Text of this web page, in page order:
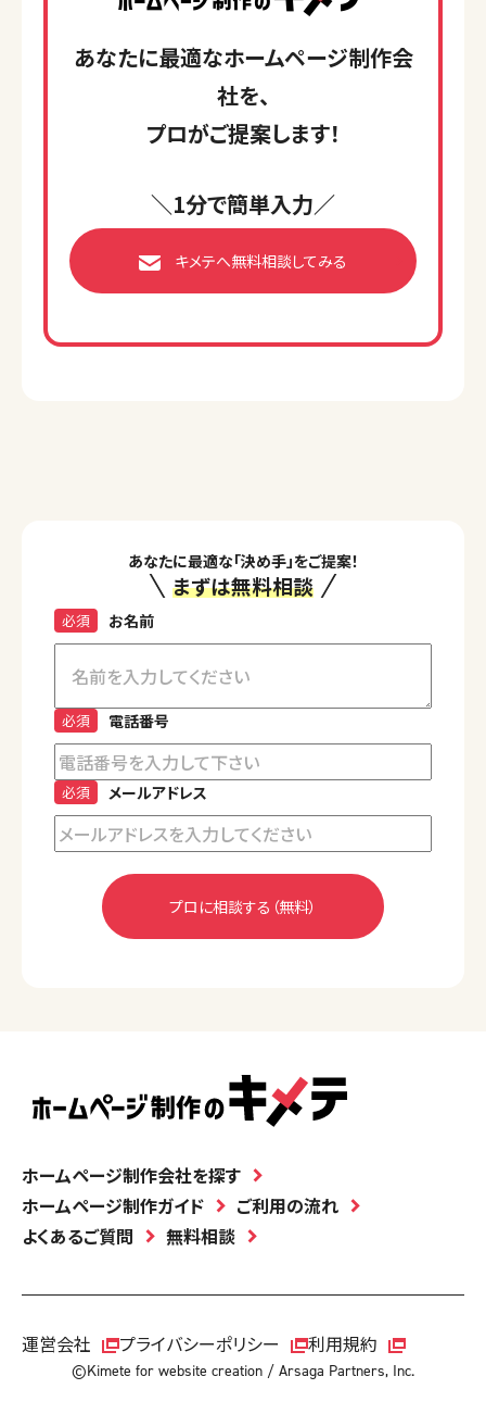
あなたに最適なホームページ制作会
社を、
プロがご提案します！
＼1分で簡単入力／
キメテへ無料相談してみる
あなたに最適な「決め手」をご提案！
まずは無料相談
お名前
必須
電話番号
必須
メールアドレス
必須
ホームページ制作会社を探す
ホームページ制作ガイド
ご利用の流れ
よくあるご質問
無料相談
運営会社 プライバシーポリシー 利用規約
©Kimete for website creation / Arsaga Partners, Inc.